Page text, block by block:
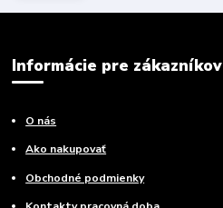
Informácie pre zákazníkov
O nás
Ako nakupovať
Obchodné podmienky